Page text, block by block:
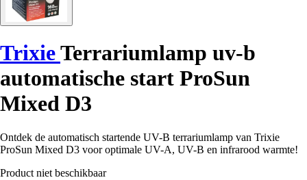
TrixieTerrariumlamp uv-b
automatische start ProSun
Mixed D3
Ontdek de automatisch startende UV-B terrariumlamp van Trixie
ProSun Mixed D3 voor optimale UV-A, UV-B en infrarood warmte!
Product niet beschikbaar